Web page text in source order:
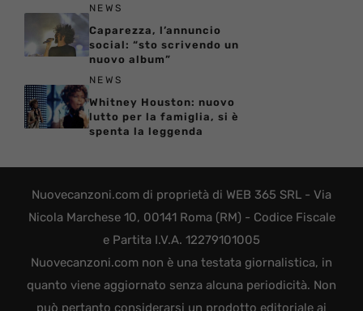
NEWS
Caparezza, l’annuncio
social: “sto scrivendo un
nuovo album”
NEWS
Whitney Houston: nuovo
lutto per la famiglia, si è
spenta la leggenda
Nuovecanzoni.com di proprietà di WEB 365 SRL - Via
Nicola Marchese 10, 00141 Roma (RM) - Codice Fiscale
e Partita I.V.A. 12279101005
Nuovecanzoni.com non è una testata giornalistica, in
quanto viene aggiornato senza alcuna periodicità. Non
può pertanto considerarsi un prodotto editoriale ai